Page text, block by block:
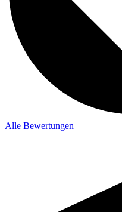
Alle Bewertungen